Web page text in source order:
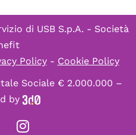
di USB S.p.A. - Società
Policy- Cookie Policy
Sociale € 2.000.000 –
by